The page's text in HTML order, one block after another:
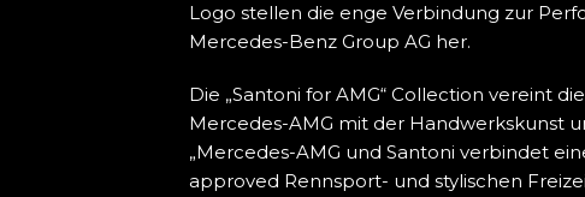
Logo stellen die enge Verbindung zur
Mercedes-Benz Group AG her.
Die „Santoni for AMG“ Collection vereint
Mercedes-AMG mit der Handwerkskunst
„Mercedes-AMG und Santoni verbindet
approved Rennsport- und stylischen